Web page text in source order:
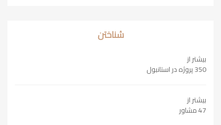
شناختن
بیشتر از
350 پروژه در استانبول
بیشتر از
47 مشاور